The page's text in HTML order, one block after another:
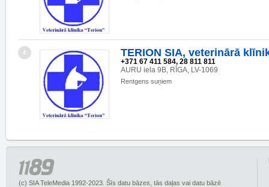
4 TERION SIA, veterinārā
+371 67 411 584, 28 811 811
AURU iela 9B, RĪGA, LV-1069
Rentgens suņiem
(c) SIA TeleMedia 1992-2023. Šīs datu bāzes, tās daļas vai datu bāzē